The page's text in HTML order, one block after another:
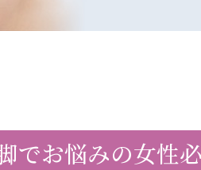
でお悩みの女性